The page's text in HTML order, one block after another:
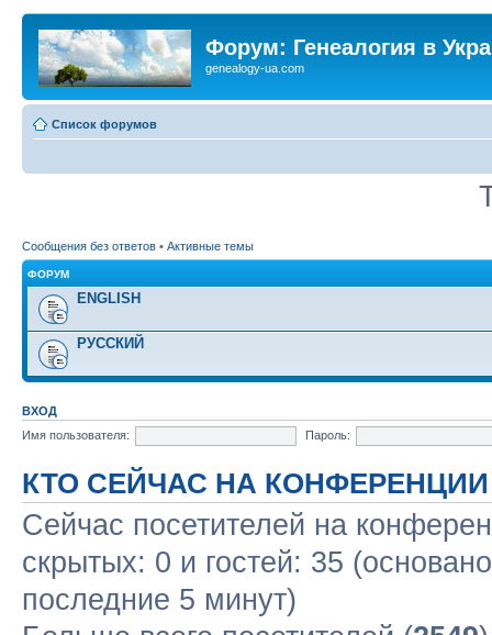
Форум: Генеалогия в
genealogy-ua.com
Список форумов
Сообщения без ответов • Активные темы
ФОРУМ
ENGLISH
РУССКИЙ
ВХОД
Имя пользователя:
Пароль:
КТО СЕЙЧАС НА КОНФЕРЕНЦИИ
Сейчас посетителей на
скрытых: 0 и гостей: 35
последние 5 минут)